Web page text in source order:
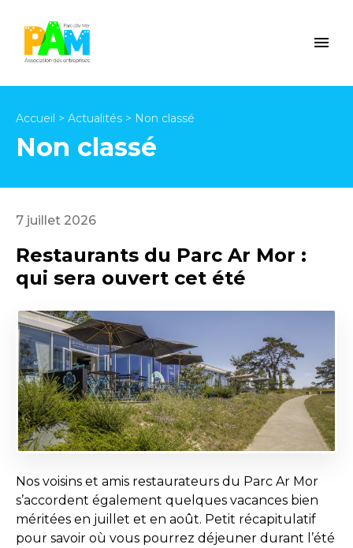
Accueil > Actualités > Non classé
Non classé
7 juillet 2026
Restaurants du Parc Ar Mor :
qui sera ouvert cet été
Nos voisins et amis restaurateurs du Parc Ar Mor
s’accordent également quelques vacances bien
méritées en juillet et en août. Petit récapitulatif
pour savoir où vous pourrez déjeuner durant l’été